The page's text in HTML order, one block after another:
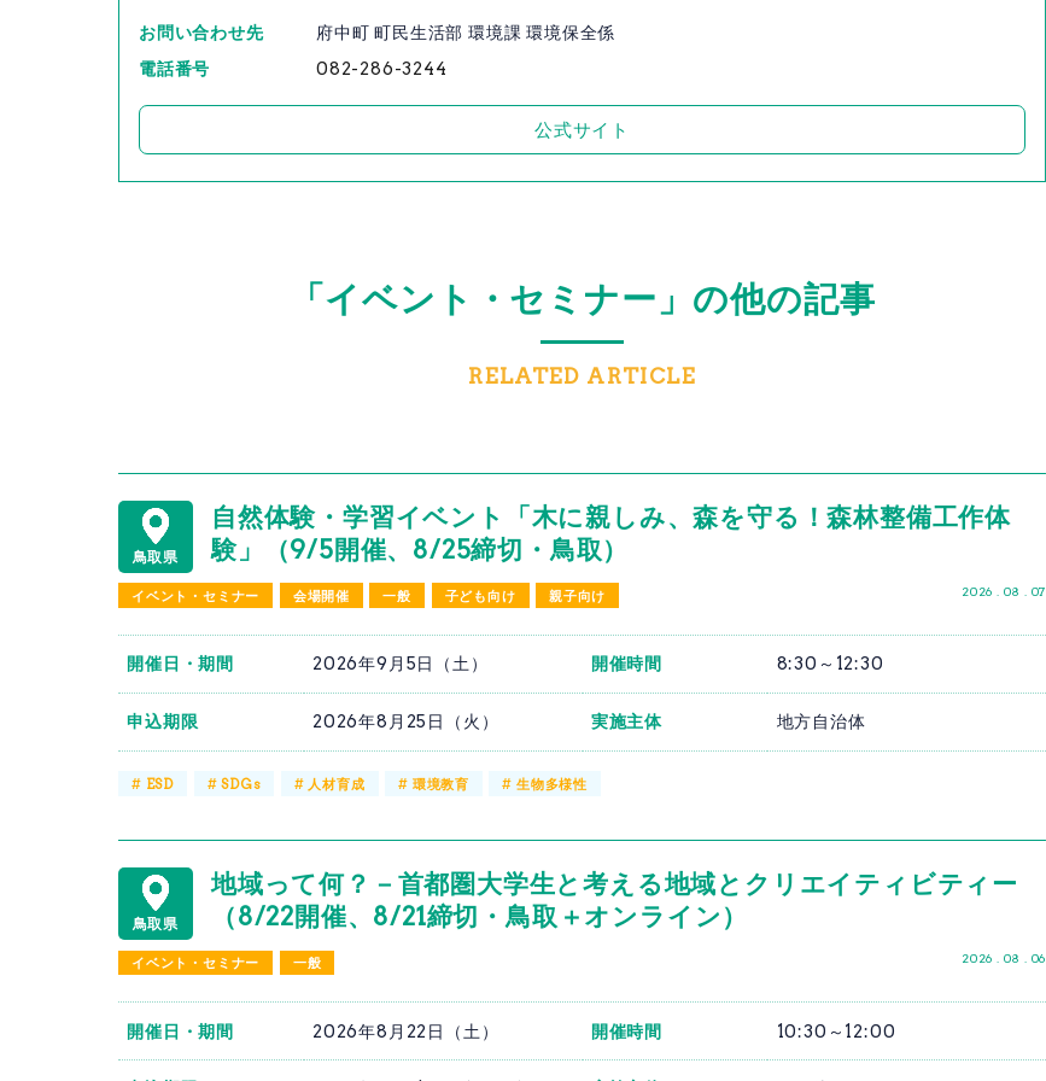
お問い合わせ先
府中町 町民生活部 環境課 環境保全係
電話番号
082-286-3244
公式サイト
「イベント・セミナー」の他の記事
RELATED ARTICLE
鳥取県
自然体験・学習イベント「木に親しみ、森を守る！森林整備工作体
験」（9/5開催、8/25締切・鳥取）
イベント・セミナー 会場開催 一般 子ども向け 親子向け 2026 . 08 . 07
開催日・期間 2026年9月5日（土） 開催時間 8:30～12:30
申込期限 2026年8月25日（火） 実施主体 地方自治体
# ESD #SDGs # 人材育成 # 環境教育 #生物多様性
鳥取県
地域って何？－首都圏大学生と考える地域とクリエイティビティー
（8/22開催、8/21締切・鳥取＋オンライン）
イベント・セミナー 一般 2026 . 08 . 06
開催日・期間 2026年8月22日（土） 開催時間 10:30～12:00